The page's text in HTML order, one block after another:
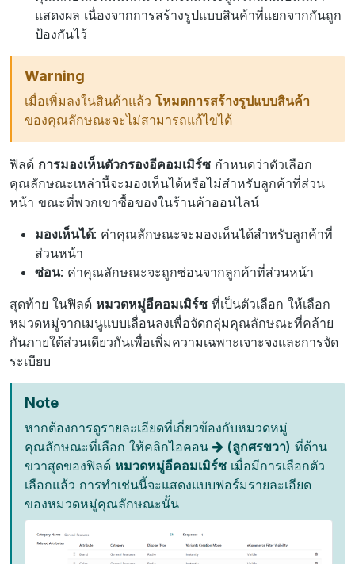
แสดงผล เนื่องจากการสร้างรูปแบบสินค้าที่แยกจากกันถูก
ป้องกันไว้
Warning
เมื่อเพิ่มลงในสินค้าแล้ว โหมดการสร้างรูปแบบสินค้า
ของคุณลักษณะจะไม่สามารถแก้ไขได้
ฟิลด์ การมองเห็นตัวกรองอีคอมเมิร์ซ กำหนดว่าตัวเลือก
คุณลักษณะเหล่านี้จะมองเห็นได้หรือไม่สำหรับลูกค้าที่ส่วน
หน้า ขณะที่พวกเขาซื้อของในร้านค้าออนไลน์
มองเห็นได้: ค่าคุณลักษณะจะมองเห็นได้สำหรับลูกค้าที่
ส่วนหน้า
ซ่อน: ค่าคุณลักษณะจะถูกซ่อนจากลูกค้าที่ส่วนหน้า
สุดท้าย ในฟิลด์ หมวดหมู่อีคอมเมิร์ซ ที่เป็นตัวเลือก ให้เลือก
หมวดหมู่จากเมนูแบบเลื่อนลงเพื่อจัดกลุ่มคุณลักษณะที่คล้าย
กันภายใต้ส่วนเดียวกันเพื่อเพิ่มความเฉพาะเจาะจงและการจัด
ระเบียบ
Note
หากต้องการดูรายละเอียดที่เกี่ยวข้องกับหมวดหมู่
คุณลักษณะที่เลือก ให้คลิกไอคอน
(ลูกศรขวา) ที่ด้าน
ขวาสุดของฟิลด์ หมวดหมู่อีคอมเมิร์ซ เมื่อมีการเลือกตัว
เลือกแล้ว การทำเช่นนี้จะแสดงแบบฟอร์มรายละเอียด
ของหมวดหมู่คุณลักษณะนั้น